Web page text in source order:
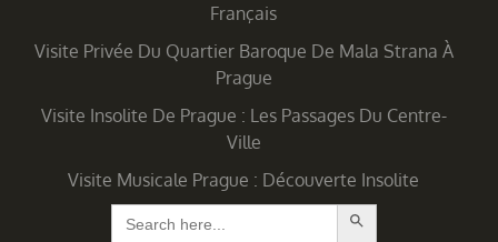
Français
Visite Privée Du Quartier Baroque De Mala Strana À
Prague
Visite Insolite De Prague : Les Passages Du Centre-
Ville
Visite Musicale Prague : Découverte Insolite
Search
for:
Search Button